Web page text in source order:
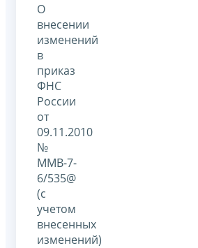
О
внесении
изменений
в
приказ
ФНС
России
от
09.11.2010
№
ММВ-7-
6/535@
(с
учетом
внесенных
изменений)